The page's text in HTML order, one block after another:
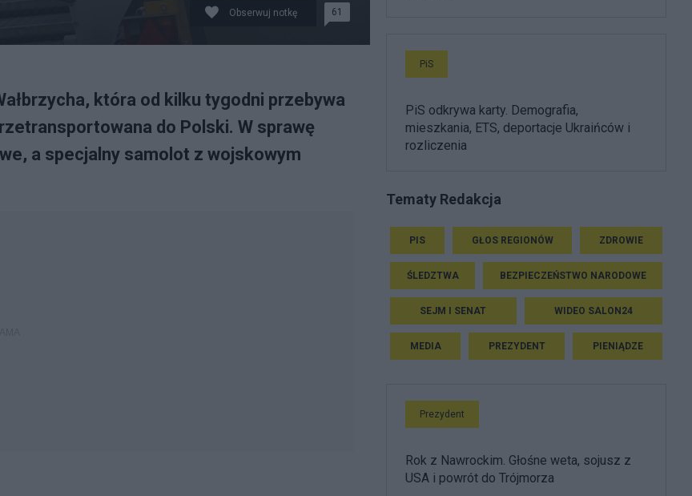
Obserwuj notkę 61
która od kilku tygodni przebywa
do Polski. W sprawę
a specjalny samolot z wojskowym
PiS
PiS odkrywa karty. Demografia,
mieszkania, ETS, deportacje Ukraińców i
rozliczenia
Tematy Redakcja
PIS GŁOS REGIONÓW ZDROWIE
ŚLEDZTWA BEZPIECZEŃSTWO NARODOWE
SEJM I SENAT WIDEO SALON24
MEDIA PREZYDENT PIENIĄDZE
Prezydent
Rok z Nawrockim. Głośne weta, sojusz z
USA i powrót do Trójmorza